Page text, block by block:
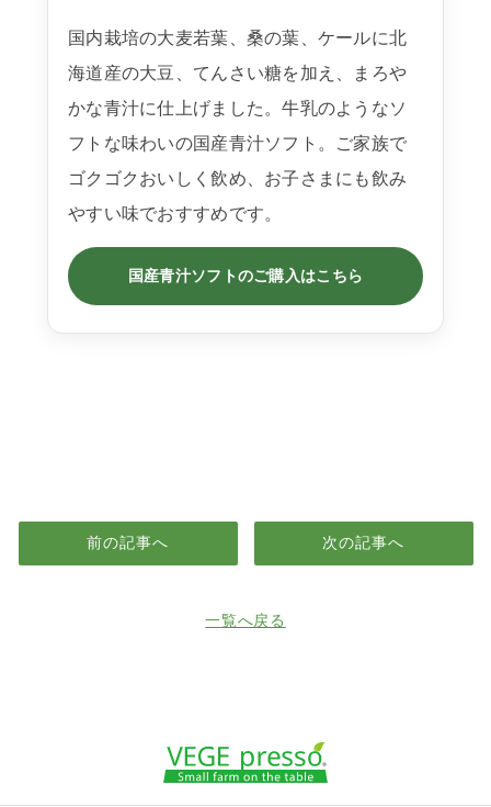
国内栽培の大麦若葉、桑の葉、ケールに北
海道産の大豆、てんさい糖を加え、まろや
かな青汁に仕上げました。牛乳のようなソ
フトな味わいの国産青汁ソフト。ご家族で
ゴクゴクおいしく飲め、お子さまにも飲み
やすい味でおすすめです。
国産青汁ソフトのご購入はこちら
前の記事へ
一覧へ戻る
次の記事へ